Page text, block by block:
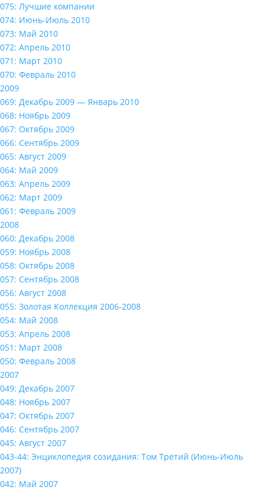
075: Лучшие компании
074: Июнь-Июль 2010
073: Май 2010
072: Апрель 2010
071: Март 2010
070: Февраль 2010
2009
069: Декабрь 2009 — Январь 2010
068: Ноябрь 2009
067: Октябрь 2009
066: Сентябрь 2009
065: Август 2009
064: Май 2009
063: Апрель 2009
062: Март 2009
061: Февраль 2009
2008
060: Декабрь 2008
059: Ноябрь 2008
058: Октябрь 2008
057: Сентябрь 2008
056: Август 2008
055: Золотая Коллекция 2006-2008
054: Май 2008
053: Апрель 2008
051: Март 2008
050: Февраль 2008
2007
049: Декабрь 2007
048: Ноябрь 2007
047: Октябрь 2007
046: Сентябрь 2007
045: Август 2007
043-44: Энциклопедия созидания: Том Третий (Июнь-Июль
2007)
042: Май 2007